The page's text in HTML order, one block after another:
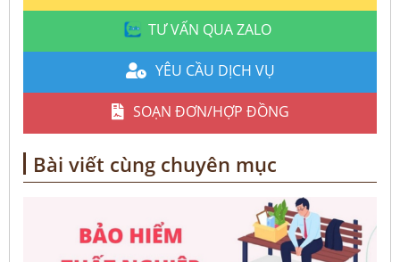
TƯ VẤN QUA ZALO
YÊU CẦU DỊCH VỤ
SOẠN ĐƠN/HỢP ĐỒNG
Bài viết cùng chuyên mục